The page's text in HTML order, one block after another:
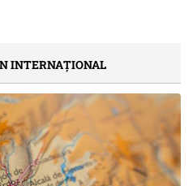
INTERNAȚIONAL